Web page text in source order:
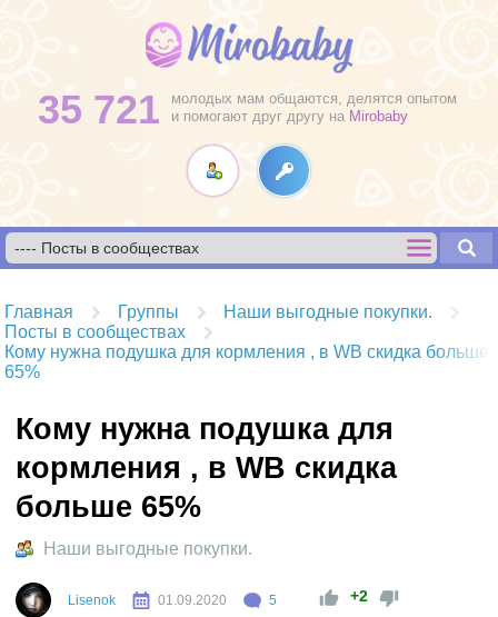
35 721
молодых мам общаются, делятся опытом
и помогают друг другу на Mirobaby
Главная Группы
Наши выгодные покупки.
Посты в сообществах
Кому нужна подушка для кормления , в WB скидка больше
65%
Кому нужна подушка для
кормления , в WB скидка
больше 65%
Наши выгодные покупки.
Lisenok 01.09.2020 5 +2